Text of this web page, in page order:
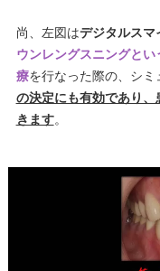
尚、左図はデジタルス
ウンレングスニングと
療を行なった際の、シ
の決定にも有効であり
きます。